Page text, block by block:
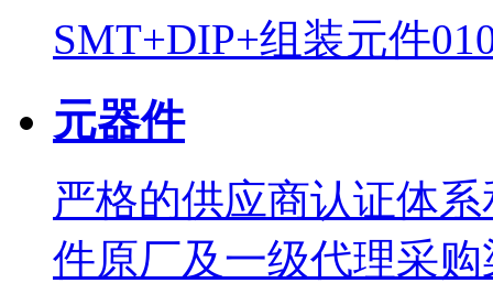
SMT+DIP+组装元件
元器件
严格的供应商认证体
件原厂及一级代理采